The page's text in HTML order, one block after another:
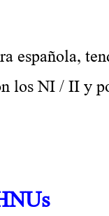
española,
los NI / II y